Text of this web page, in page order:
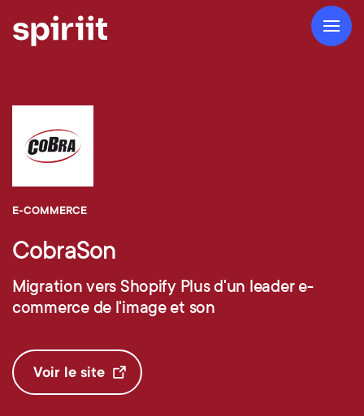
E-COMMERCE
CobraSon
Migration vers Shopify Plus d'un leader e-
commerce de l'image et son
Voir le site